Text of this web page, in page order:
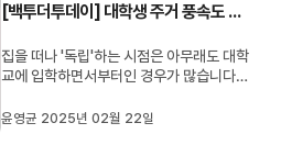
내기 배움터, 새로 배움터 등 한...
[백투더투데이] 대학생 주거 풍속도 ① 1990년 경북대 하숙촌
집을 떠나 '독립'하는 시점은 아무래도 대학
교에 입학하면서부터인 경우가 많습니다.
도 있고, 같은 지역이지만 대학교가 너무
윤영균 2025년 02월 22일